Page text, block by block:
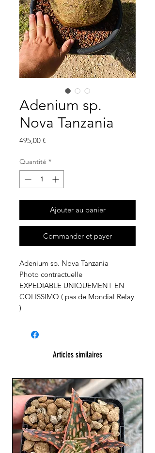
Adenium sp.
Nova Tanzania
495,00 €Prix
Quantité *
Ajouter au panier
Commander et payer
Adenium sp. Nova Tanzania
Photo contractuelle
EXPEDIABLE UNIQUEMENT EN
COLISSIMO ( pas de Mondial Relay
)
Articles similaires